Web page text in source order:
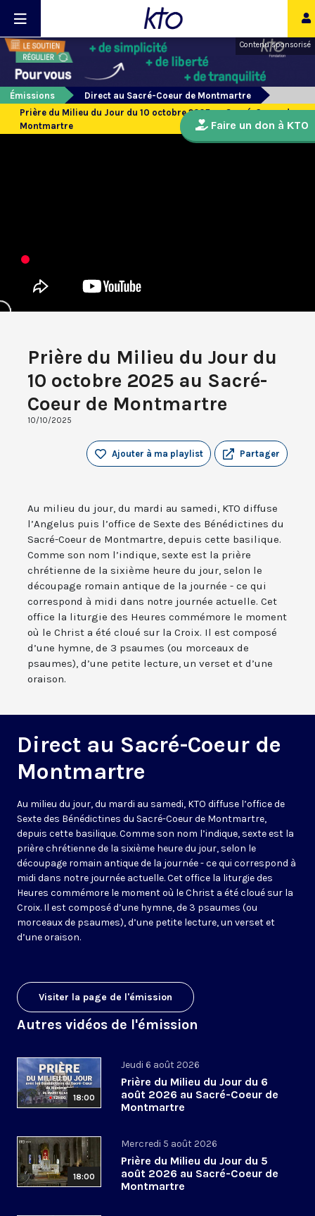
Contenu sponsorisé
Émissions
Direct au Sacré-Coeur de Montmartre
Prière du Milieu du Jour du 10 octobre 2025 au Sacré-Coeur de
Montmartre
Prière du Milieu du Jour du
10 octobre 2025 au Sacré-
Coeur de Montmartre
10/10/2025
Partager
Ajouter à ma playlist
Au milieu du jour, du mardi au samedi, KTO diffuse
l’Angelus puis l’office de Sexte des Bénédictines du
Sacré-Coeur de Montmartre, depuis cette basilique.
Comme son nom l’indique, sexte est la prière
chrétienne de la sixième heure du jour, selon le
découpage romain antique de la journée - ce qui
correspond à midi dans notre journée actuelle. Cet
office la liturgie des Heures commémore le moment
où le Christ a été cloué sur la Croix. Il est composé
d’une hymne, de 3 psaumes (ou morceaux de
psaumes), d’une petite lecture, un verset et d’une
oraison.
Direct au Sacré-Coeur de
Montmartre
Au milieu du jour, du mardi au samedi, KTO diffuse l’office de
Sexte des Bénédictines du Sacré-Coeur de Montmartre,
depuis cette basilique. Comme son nom l’indique, sexte est la
prière chrétienne de la sixième heure du jour, selon le
découpage romain antique de la journée - ce qui correspond à
midi dans notre journée actuelle. Cet office la liturgie des
Heures commémore le moment où le Christ a été cloué sur la
Croix. Il est composé d’une hymne, de 3 psaumes (ou
morceaux de psaumes), d’une petite lecture, un verset et
d’une oraison.
Visiter la page de l'émission
Autres vidéos de l'émission
18:00
Jeudi 6 août 2026
Prière du Milieu du Jour du 6
août 2026 au Sacré-Coeur de
Montmartre
18:00
Mercredi 5 août 2026
Prière du Milieu du Jour du 5
août 2026 au Sacré-Coeur de
Montmartre
Faire un don à KTO